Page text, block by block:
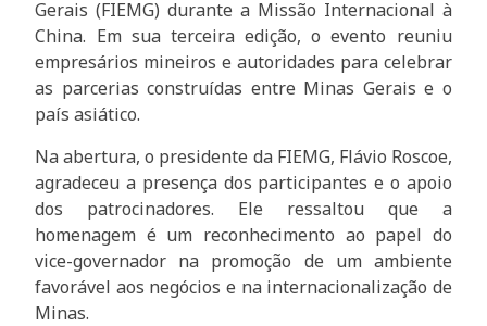
Gerais (FIEMG) durante a Missão Internacional à
China. Em sua terceira edição, o evento reuniu
empresários mineiros e autoridades para celebrar
as parcerias construídas entre Minas Gerais e o
país asiático.
Na abertura, o presidente da FIEMG, Flávio Roscoe,
agradeceu a presença dos participantes e o apoio
dos patrocinadores. Ele ressaltou que a
homenagem é um reconhecimento ao papel do
vice-governador na promoção de um ambiente
favorável aos negócios e na internacionalização de
Minas.